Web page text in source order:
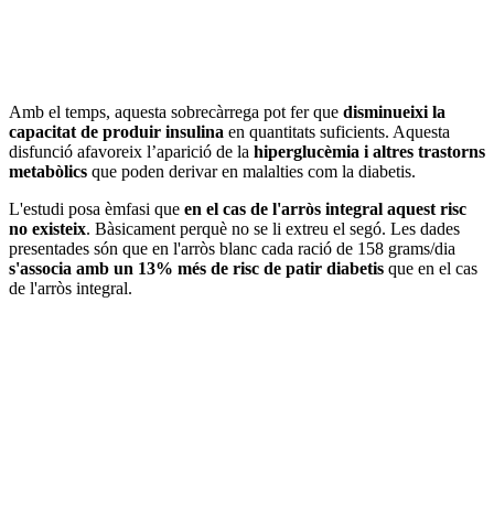
Amb el temps, aquesta sobrecàrrega pot fer que disminueixi la
capacitat de produir insulina en quantitats suficients. Aquesta
disfunció afavoreix l’aparició de la hiperglucèmia i altres trastorns
metabòlics que poden derivar en malalties com la diabetis.
L'estudi posa èmfasi que en el cas de l'arròs integral aquest risc
no existeix. Bàsicament perquè no se li extreu el segó. Les dades
presentades són que en l'arròs blanc cada ració de 158 grams/dia
s'associa amb un 13% més de risc de patir diabetis que en el cas
de l'arròs integral.